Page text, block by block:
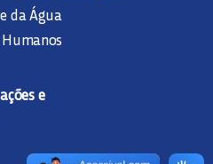
da Água
e